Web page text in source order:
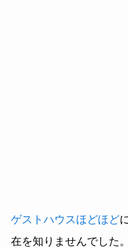
ゲストハウスほどほど
在を知りませんでした